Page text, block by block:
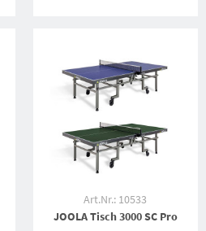
Art.Nr.: 10533
JOOLA Tisch 3000 SC Pro